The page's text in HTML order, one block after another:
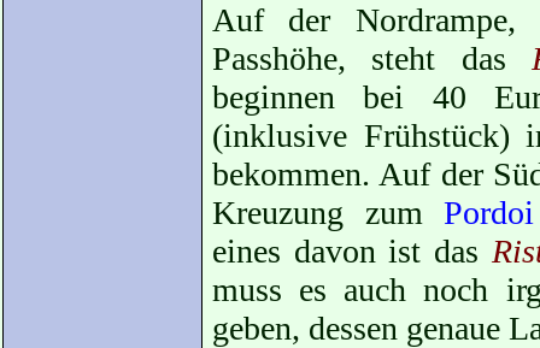
Auf der Nordrampe,
Passhöhe, steht das
beginnen bei 40
(inklusive Frühstück)
bekommen. Auf der
Kreuzung zum Pordoi
eines davon ist das
muss es auch noch
geben, dessen genaue